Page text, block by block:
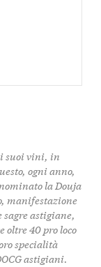
suoi vini, in
ogni anno,
la Douja
manifestazione
astigiane,
oltre 40 pro loco
specialità
astigiani.